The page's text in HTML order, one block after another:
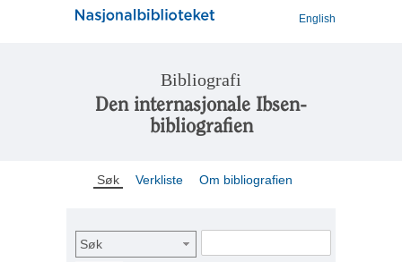
English
Bibliografi
Den internasjonale Ibsen-
bibliografien
Søk Verkliste Om bibliografien
Søk